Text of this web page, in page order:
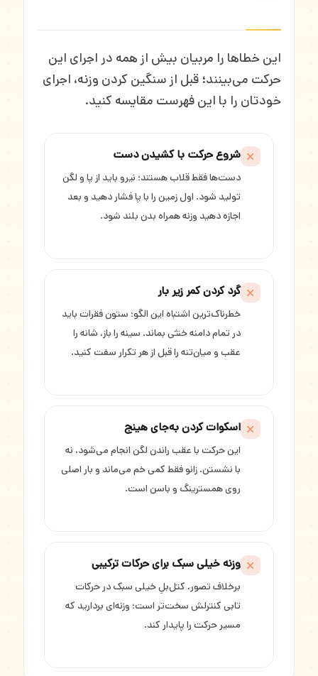
این خطاها را مربیان بیش از همه در اجرای این
حرکت می‌بینند؛ قبل از سنگین کردن وزنه، اجرای
خودتان را با این فهرست مقایسه کنید.
شروع حرکت با کشیدن دست
دست‌ها فقط قلاب هستند؛ نیرو باید از پا و لگن
تولید شود. اول زمین را با پا فشار دهید و بعد
اجازه دهید وزنه همراه بدن بلند شود.
گرد کردن کمر زیر بار
خطرناک‌ترین اشتباه این الگو؛ ستون فقرات باید
در تمام دامنه خنثی بماند. سینه را باز، شانه را
عقب و میان‌تنه را قبل از هر تکرار سفت کنید.
اسکوات کردن به‌جای هینج
این حرکت با عقب راندن لگن انجام می‌شود، نه
با نشستن. زانو فقط کمی خم می‌ماند و بار اصلی
روی همسترینگ و باسن است.
وزنه خیلی سبک برای حرکات ترکیبی
برخلاف تصور، کتل‌بلِ خیلی سبک در حرکات
تابی کنترلش سخت‌تر است؛ وزنه‌ای بردارید که
مسیر حرکت را پایدار کند.